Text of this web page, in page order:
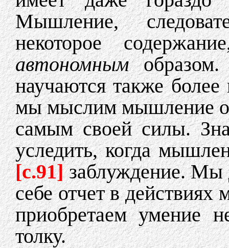
Мышление,
некоторое
автономным
научаются также
мы мыслим мышление о
самым своей силы.
уследить, когда
[c.91]заблуждение. Мы
себе отчет в
приобретаем умение
толку.